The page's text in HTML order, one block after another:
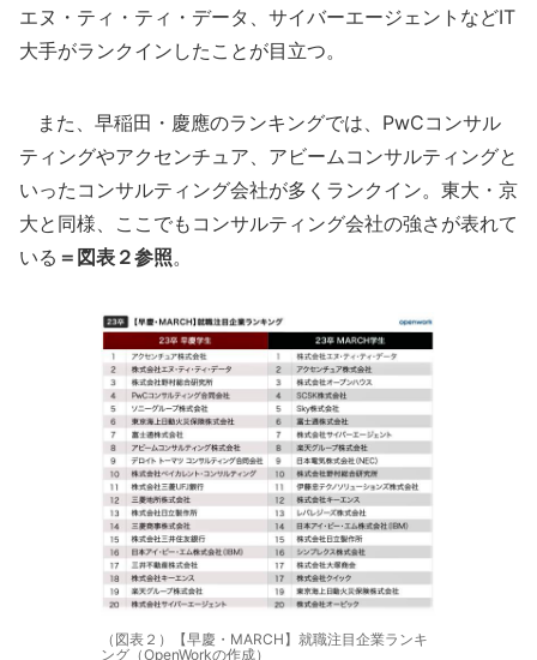
エヌ・ティ・ティ・データ、サイバーエージェントなどIT
大手がランクインしたことが目立つ。
また、早稲田・慶應のランキングでは、PwCコンサル
ティングやアクセンチュア、アビームコンサルティングと
いったコンサルティング会社が多くランクイン。東大・京
大と同様、ここでもコンサルティング会社の強さが表れて
いる ＝図表２参照。
（図表２）【早慶・MARCH】就職注目企業ランキ
ング（OpenWorkの作成）